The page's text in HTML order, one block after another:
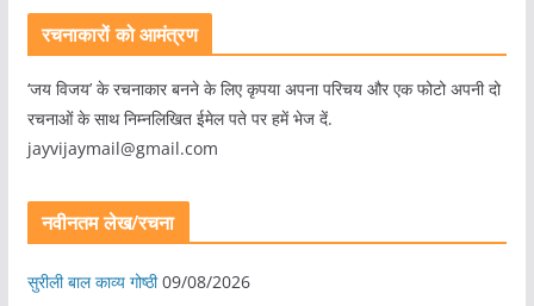
रचनाकारों को आमंत्रण
‘जय विजय’ के रचनाकार बनने के लिए कृपया अपना परिचय और एक फोटो अपनी दो
रचनाओं के साथ निम्नलिखित ईमेल पते पर हमें भेज दें.
jayvijaymail@gmail.com
नवीनतम लेख/रचना
सुरीली बाल काव्य गोष्ठी 09/08/2026